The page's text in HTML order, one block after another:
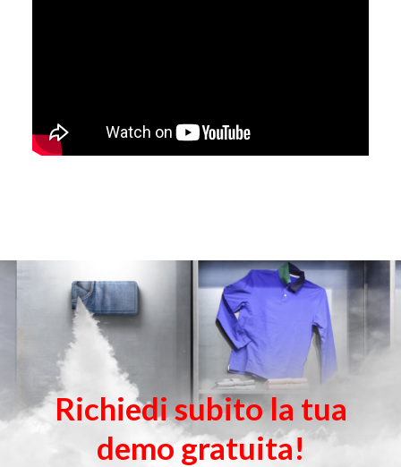
Richiedi subito la tua
demo gratuita!